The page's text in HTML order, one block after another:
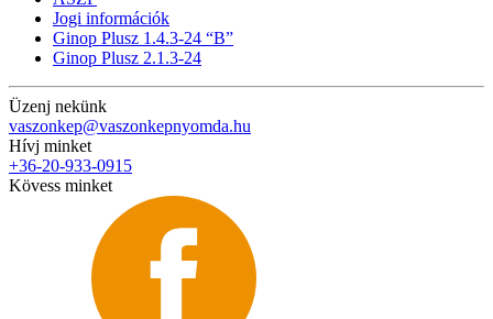
Jogi információk
Ginop Plusz 1.4.3-24 “B”
Ginop Plusz 2.1.3-24
Üzenj nekünk
vaszonkep@vaszonkepnyomda.hu
Hívj minket
+36-20-933-0915
Kövess minket